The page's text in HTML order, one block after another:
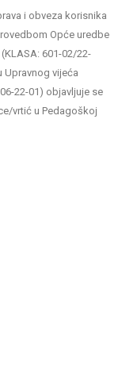
i obveza korisnika
Opće uredbe
601-02/22-
Upravnog vijeća
22-01) objavljuje se
vrtić u Pedagoškoj